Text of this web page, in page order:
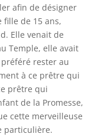
afin de désigner
de 15 ans,
Elle venait de
Temple, elle avait
rester au
à ce prêtre qui
prêtre qui
de la Promesse,
cette merveilleuse
particulière.